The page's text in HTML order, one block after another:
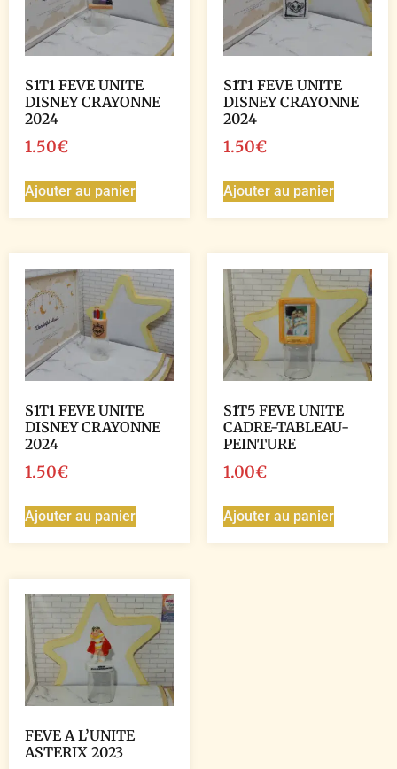
S1T1 FEVE UNITE
DISNEY CRAYONNE
2024
1.50€
Ajouter au panier
S1T1 FEVE UNITE
DISNEY CRAYONNE
2024
1.50€
Ajouter au panier
S1T1 FEVE UNITE
DISNEY CRAYONNE
2024
1.50€
Ajouter au panier
S1T5 FEVE UNITE
CADRE-TABLEAU-
PEINTURE
1.00€
Ajouter au panier
FEVE A L’UNITE
ASTERIX 2023